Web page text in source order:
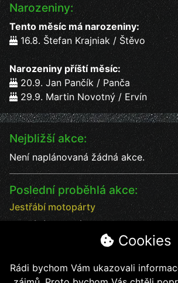
Narozeniny:
Tento měsíc má narozeniny:
16.8. Štefan Krajniak / Štěvo
Narozeniny příští měsíc:
20.9. Jan Pančík / Panča
29.9. Martin Novotný / Ervín
Nejbližší akce:
Není naplánovaná žádná akce.
Poslední proběhlá akce:
Jestřábí motopárty
Jestřábí motopárty od 18 - 20.7.
Místo:Jestřábí chýše
soutěže, kapely, jídlo, pití bezva kalba
Cookies
Rádi bychom Vám ukazovali